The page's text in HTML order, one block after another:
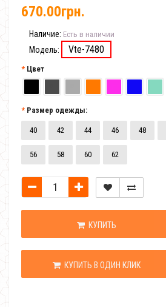
670.00грн.
Наличие: Есть в наличии
Модель: Vte-7480
Цвет
Размер одежды:
40 42 44 46 48
56 58 60 62
КУПИТЬ
КУПИТЬ В ОДИН КЛИК